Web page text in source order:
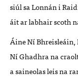
siúl sa Lonnán i
áit ar labhair scoth
Áine Ní Bhreisleáin,
Ní Ghadhra na
a saineolas leis na